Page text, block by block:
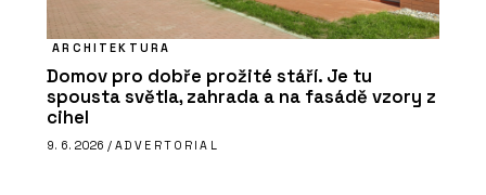
ARCHITEKTURA
Domov pro dobře prožité stáří. Je tu
spousta světla, zahrada a na fasádě vzory z
cihel
9. 6. 2026 / ADVERTORIAL